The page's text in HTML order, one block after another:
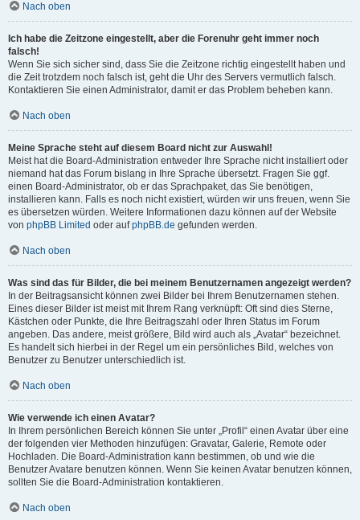
Nach oben
Ich habe die Zeitzone eingestellt, aber die Forenuhr geht immer noch
falsch!
Wenn Sie sich sicher sind, dass Sie die Zeitzone richtig eingestellt haben und
die Zeit trotzdem noch falsch ist, geht die Uhr des Servers vermutlich falsch.
Kontaktieren Sie einen Administrator, damit er das Problem beheben kann.
Nach oben
Meine Sprache steht auf diesem Board nicht zur Auswahl!
Meist hat die Board-Administration entweder Ihre Sprache nicht installiert oder
niemand hat das Forum bislang in Ihre Sprache übersetzt. Fragen Sie ggf.
einen Board-Administrator, ob er das Sprachpaket, das Sie benötigen,
installieren kann. Falls es noch nicht existiert, würden wir uns freuen, wenn Sie
es übersetzen würden. Weitere Informationen dazu können auf der Website
von phpBB Limited oder aufphpBB.de gefunden werden.
Nach oben
Was sind das für Bilder, die bei meinem Benutzernamen angezeigt werden?
In der Beitragsansicht können zwei Bilder bei Ihrem Benutzernamen stehen.
Eines dieser Bilder ist meist mit Ihrem Rang verknüpft: Oft sind dies Sterne,
Kästchen oder Punkte, die Ihre Beitragszahl oder Ihren Status im Forum
angeben. Das andere, meist größere, Bild wird auch als „Avatar“ bezeichnet.
Es handelt sich hierbei in der Regel um ein persönliches Bild, welches von
Benutzer zu Benutzer unterschiedlich ist.
Nach oben
Wie verwende ich einen Avatar?
In Ihrem persönlichen Bereich können Sie unter „Profil“ einen Avatar über eine
der folgenden vier Methoden hinzufügen: Gravatar, Galerie, Remote oder
Hochladen. Die Board-Administration kann bestimmen, ob und wie die
Benutzer Avatare benutzen können. Wenn Sie keinen Avatar benutzen können,
sollten Sie die Board-Administration kontaktieren.
Nach oben